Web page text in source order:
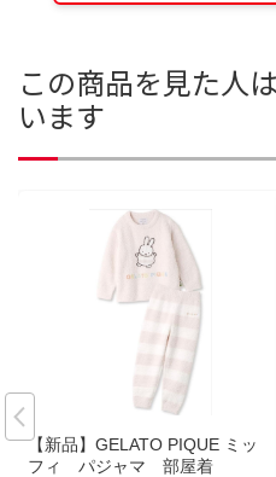
この商品を見た人
います
【新品】GELATO PIQUE ミッ
フィ パジャマ 部屋着